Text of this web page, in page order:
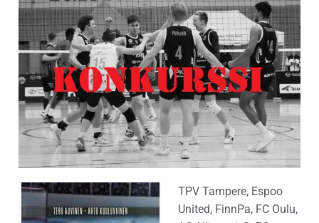
TPV Tampere, Espoo
United, FinnPa, FC Oulu,